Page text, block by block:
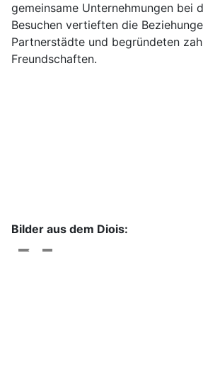
gemeinsame Unternehmungen bei
Besuchen vertieften die
Partnerstädte und begründeten
Freundschaften.
Bilder aus dem Diois: